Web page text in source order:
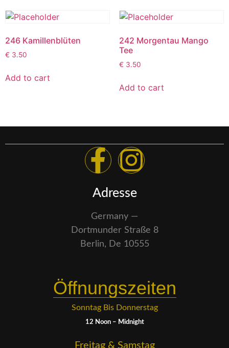
246 Kamillenblüten
€ 3.50
Add to cart
242 Morgentau Mango
Tee
€ 3.50
Add to cart
Adresse
Germany —
Dortmunder Straße 8
Berlin, De 10555
Öffnungszeiten
Sonntag Bis Donnerstag
12 Noon – Midnight
Freitag & Samstag